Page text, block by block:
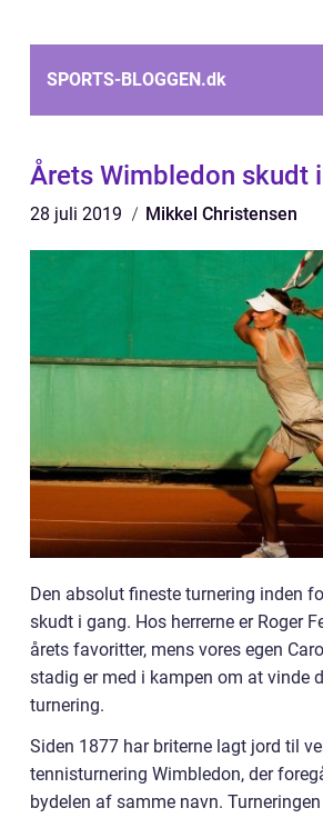
SPORTS-BLOGGEN.dk
Årets Wimbledon skudt
28 juli 2019 Mikkel Christensen
Den absolut fineste turnering inden
skudt i gang. Hos herrerne er Roger
årets favoritter, mens vores egen
stadig er med i kampen om at vinde
turnering.
Siden 1877 har briterne lagt jord til
tennisturnering Wimbledon, der
bydelen af samme navn.